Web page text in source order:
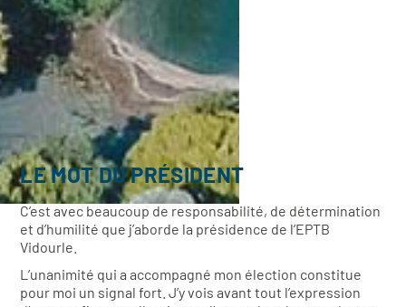
LE MOT DU PRÉSIDENT
C’est avec beaucoup de responsabilité, de détermination
et d’humilité que j’aborde la présidence de l’EPTB
Vidourle.
L’unanimité qui a accompagné mon élection constitue
pour moi un signal fort. J’y vois avant tout l’expression